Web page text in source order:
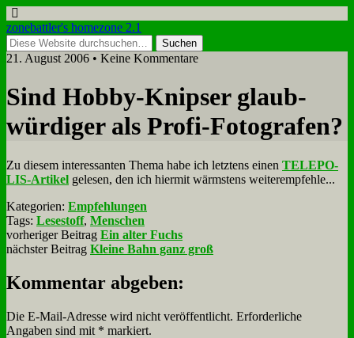
zonebattler's homezone 2.1
21. August 2006 • Keine Kommentare
Sind Hob­by-Knip­ser glaub­
wür­di­ger als Pro­fi-Fo­to­gra­fen?
Zu die­sem in­ter­es­san­ten The­ma ha­be ich letz­tens ei­nen TE­LE­PO­
LIS-Ar­ti­kel ge­le­sen, den ich hier­mit wärm­stens wei­ter­emp­feh­le...
Kategorien: Empfehlungen
Tags: Lesestoff, Menschen
vorheriger Beitrag Ein alter Fuchs
nächster Beitrag Kleine Bahn ganz groß
Kommentar abgeben:
Die E-Mail-Adresse wird nicht veröffentlicht. Erforderliche
Angaben sind mit * markiert.